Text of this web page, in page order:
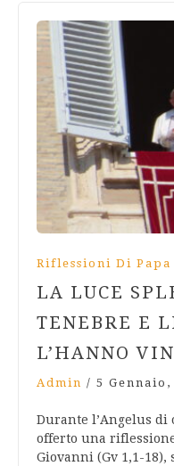
Riflessioni Di Papa
LA LUCE
TENEBRE E
L’HANNO
Admin / 5 Gennaio,
Durante l’Angelus di
offerto una
Giovanni (Gv 1,1-